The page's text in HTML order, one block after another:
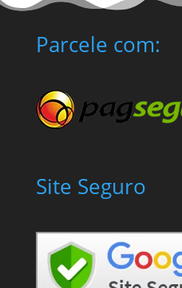
Parcele com:
Site Seguro